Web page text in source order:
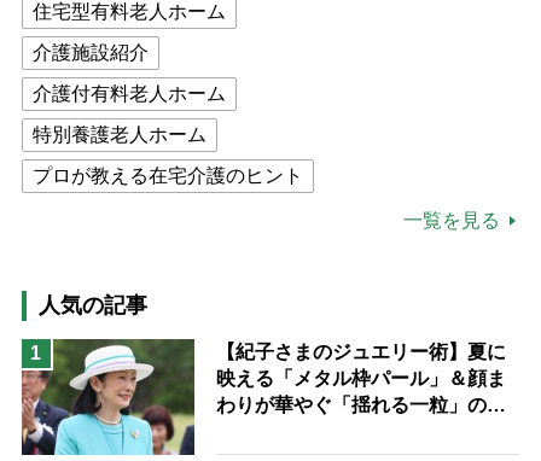
住宅型有料老人ホーム
介護施設紹介
介護付有料老人ホーム
特別養護老人ホーム
プロが教える在宅介護のヒント
猫が母になつきません
息子の遠距離介護サバイバル術
兄がボケました
便利なサービス
予防法
一覧を見る
人気の記事
1
【紀子さまのジュエリー術】夏に
映える「メタル枠パール」＆顔ま
わりが華やぐ「揺れる一粒」の使